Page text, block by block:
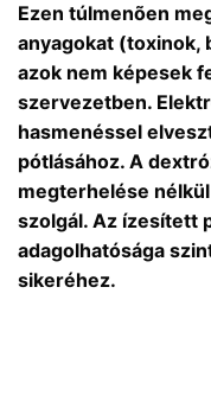
Ezen túlmenõen
anyagokat (toxinok,
azok nem képesek
szervezetben.
hasmenéssel
pótlásához. A
megterhelése
szolgál. Az ízesített
adagolhatósága
sikeréhez.